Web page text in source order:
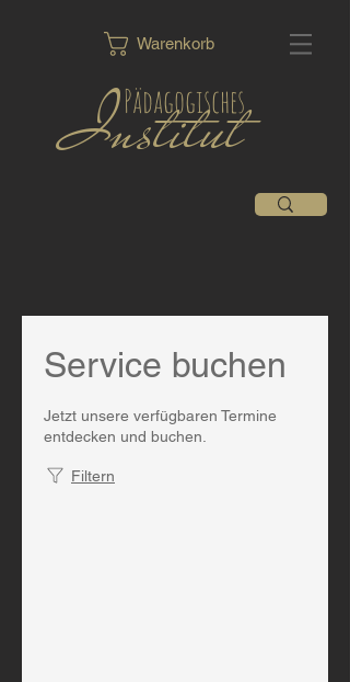
Warenkorb
Pädagogisches
Institut
Service buchen
Jetzt unsere verfügbaren Termine
entdecken und buchen.
Filtern